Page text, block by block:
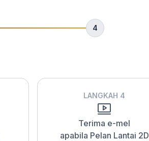
4
LANGKAH 4
Terima e-mel
apabila Pelan Lantai 2D